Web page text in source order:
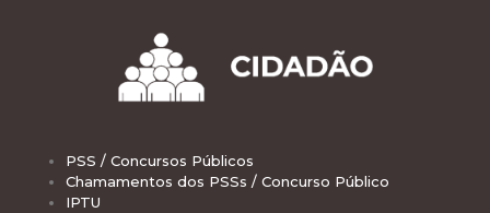
PSS / Concursos Públicos
Chamamentos dos PSSs / Concurso Público
IPTU